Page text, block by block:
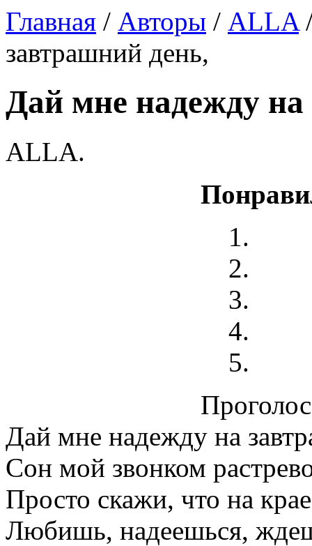
Главная / Авторы / ALLA/
завтрашний день,
Дай мне надежду
ALLA.
Дай мне надежду на
Сон мой звонком
Просто скажи, что на
Любишь, надеешься,